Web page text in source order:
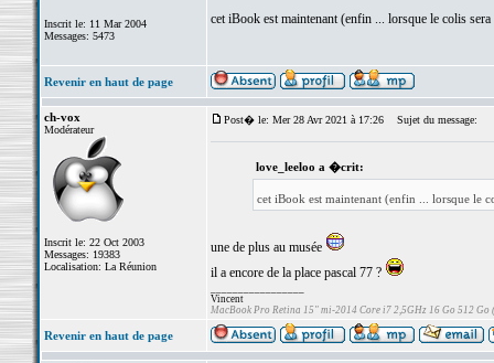
Inscrit le: 11 Mar 2004
Messages: 5473
cet iBook est maintenant (enfin ... lorsque le colis
Revenir en haut de page
ch-vox
Modérateur
Inscrit le: 22 Oct 2003
Messages: 19383
Localisation: La Réunion
Post� le: Mer 28 Avr 2021 à 17:26 Sujet du message:
love_leeloo a �crit:
cet iBook est maintenant (enfin ... lorsque le
une de plus au musée
il a encore de la place pascal 77 ?
Vincent
MacBook Pro Retina 15" mi-2014 Core i7 2,5GHz 16 Go 512 Go
Revenir en haut de page